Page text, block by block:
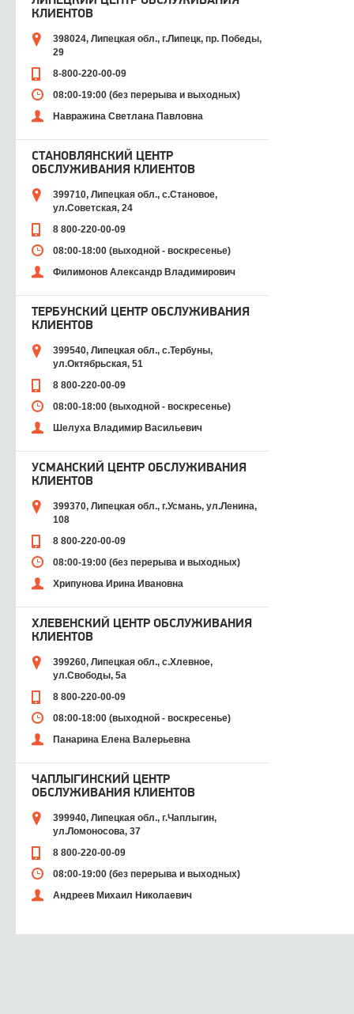
КЛИЕНТОВ
398024, Липецкая обл., г.Липецк, пр. Победы,
29
8-800-220-00-09
08:00-19:00 (без перерыва и выходных)
Навражина Светлана Павловна
СТАНОВЛЯНСКИЙ ЦЕНТР
ОБСЛУЖИВАНИЯ КЛИЕНТОВ
399710, Липецкая обл., с.Становое,
ул.Советская, 24
8 800-220-00-09
08:00-18:00 (выходной - воскресенье)
Филимонов Александр Владимирович
ТЕРБУНСКИЙ ЦЕНТР ОБСЛУЖИВАНИЯ
КЛИЕНТОВ
399540, Липецкая обл., с.Тербуны,
ул.Октябрьская, 51
8 800-220-00-09
08:00-18:00 (выходной - воскресенье)
Шелуха Владимир Васильевич
УСМАНСКИЙ ЦЕНТР ОБСЛУЖИВАНИЯ
КЛИЕНТОВ
399370, Липецкая обл., г.Усмань, ул.Ленина,
108
8 800-220-00-09
08:00-19:00 (без перерыва и выходных)
Хрипунова Ирина Ивановна
ХЛЕВЕНСКИЙ ЦЕНТР ОБСЛУЖИВАНИЯ
КЛИЕНТОВ
399260, Липецкая обл., с.Хлевное,
ул.Свободы, 5а
8 800-220-00-09
08:00-18:00 (выходной - воскресенье)
Панарина Елена Валерьевна
ЧАПЛЫГИНСКИЙ ЦЕНТР
ОБСЛУЖИВАНИЯ КЛИЕНТОВ
399940, Липецкая обл., г.Чаплыгин,
ул.Ломоносова, 37
8 800-220-00-09
08:00-19:00 (без перерыва и выходных)
Андреев Михаил Николаевич